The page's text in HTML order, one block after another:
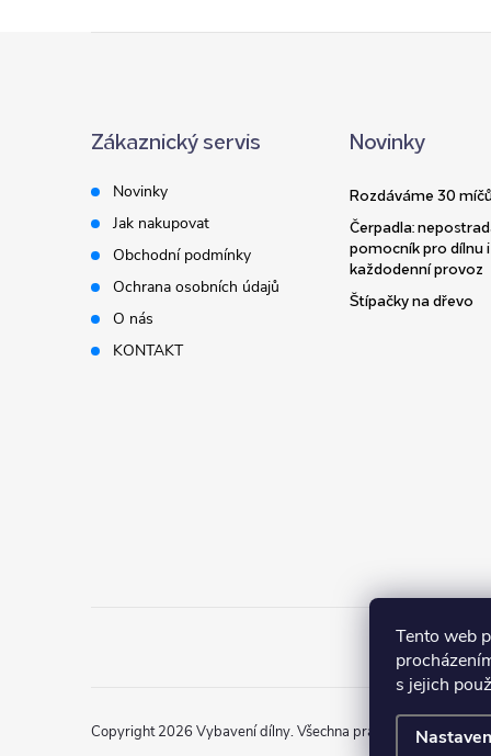
Tento web
s jejich
Zákaznický servis
Novinky
Jak nakupovat
Obchodní podmínky
Ochrana osobních údajů
O nás
KONTAKT
Novinky
Rozdáváme 30
Čerpadla:
pomocník pro dílnu i
každodenní provoz
Štípačky na dřevo
Copyright 2026 Vybavení dílny. Všechna práva vyhrazena.